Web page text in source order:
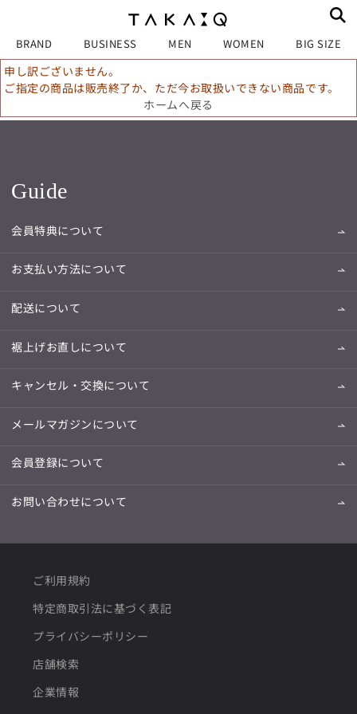
BRAND BUSINESS MEN WOMEN BIG SIZE
申し訳ございません。
ご指定の商品は販売終了か、ただ今お取扱いできない商品です。
ホームへ戻る
Guide
会員特典について
お支払い方法について
配送について
裾上げお直しについて
キャンセル・交換について
メールマガジンについて
会員登録について
お問い合わせについて
ご利用規約
特定商取引法に基づく表記
プライバシーポリシー
店舗検索
企業情報